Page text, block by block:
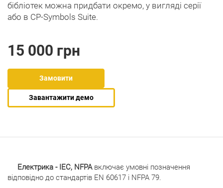
бібліотек можна придбати окремо, у вигляді серії
або в CP-Symbols Suite.
15 000 грн
Замовити
Завантажити демо
Електрика - IEC, NFPA включає умовні позначення
відповідно до стандартів EN 60617 і NFPA 79.